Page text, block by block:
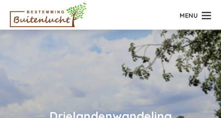
MENU